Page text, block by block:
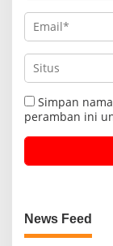
Simpan
peramban ini
News Feed